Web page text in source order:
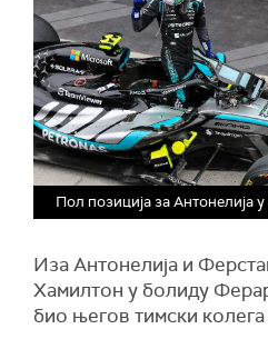
Пол позиција за Антонелија
Иза Антонелија и
Хамилтон у болиду
био његов тимски